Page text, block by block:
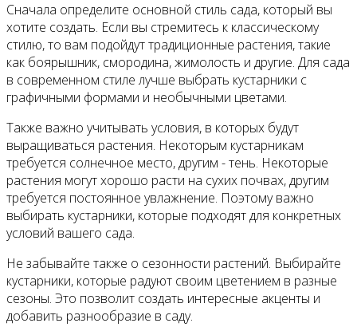
Сначала определите основной стиль сада, который вы
хотите создать. Если вы стремитесь к классическому
стилю, то вам подойдут традиционные растения, такие
как боярышник, смородина, жимолость и другие. Для сада
в современном стиле лучше выбрать кустарники с
графичными формами и необычными цветами.
Также важно учитывать условия, в которых будут
выращиваться растения. Некоторым кустарникам
требуется солнечное место, другим - тень. Некоторые
растения могут хорошо расти на сухих почвах, другим
требуется постоянное увлажнение. Поэтому важно
выбирать кустарники, которые подходят для конкретных
условий вашего сада.
Не забывайте также о сезонности растений. Выбирайте
кустарники, которые радуют своим цветением в разные
сезоны. Это позволит создать интересные акценты и
добавить разнообразие в саду.